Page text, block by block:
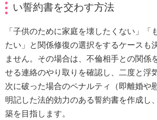
い誓約書を交わす方法
「子供のために家庭を壊したくない」「
たい」と関係修復の選択をするケースも
ません。その場合は、不倫相手との関係
せる連絡のやり取りを確認し、二度と浮
次に破った場合のペナルティ（即離婚や
明記した法的効力のある誓約書を作成し
築を目指します。